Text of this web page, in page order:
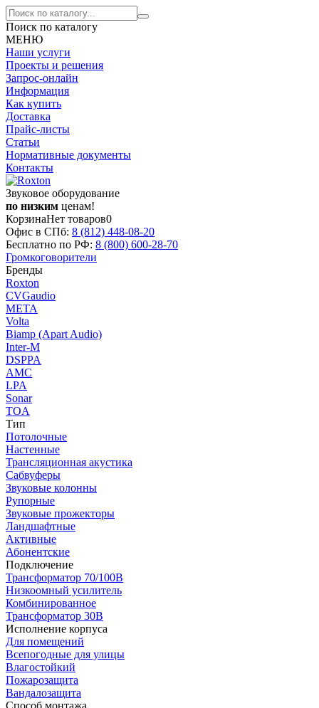
Поиск по каталогу
МЕНЮ
Наши услуги
Проекты и решения
Запрос-онлайн
Информация
Как купить
Доставка
Прайс-листы
Статьи
Нормативные документы
Контакты
Звуковое оборудование
по низким ценам!
КорзинаНет товаров0
Офис в СПб: 8 (812) 448-08-20
Бесплатно по РФ: 8 (800) 600-28-70
Громкоговорители
Бренды
Roxton
CVGaudio
МЕТА
Volta
Biamp (Apart Audio)
Inter-M
DSPPA
AMC
LPA
Sonar
TOA
Тип
Потолочные
Настенные
Трансляционная акустика
Сабвуферы
Звуковые колонны
Рупорные
Звуковые прожекторы
Ландшафтные
Активные
Абонентские
Подключение
Трансформатор 70/100В
Низкоомный усилитель
Комбинированное
Трансформатор 30В
Исполнение корпуса
Для помещений
Всепогодные для улицы
Влагостойкий
Пожарозащита
Вандалозащита
Способ монтажа